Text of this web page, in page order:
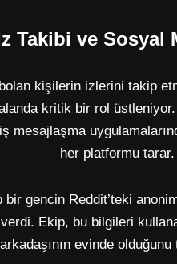
Takibi ve Sosyal
kişilerin izlerini takip
kritik bir rol
mesajlaşma
her platformu tarar.
bir gencin Reddit’teki
verdi. Ekip, bu bilgileri
arkadaşının evinde